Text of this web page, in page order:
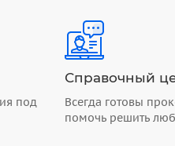
под
Справочный
Всегда готовы
помочь решить